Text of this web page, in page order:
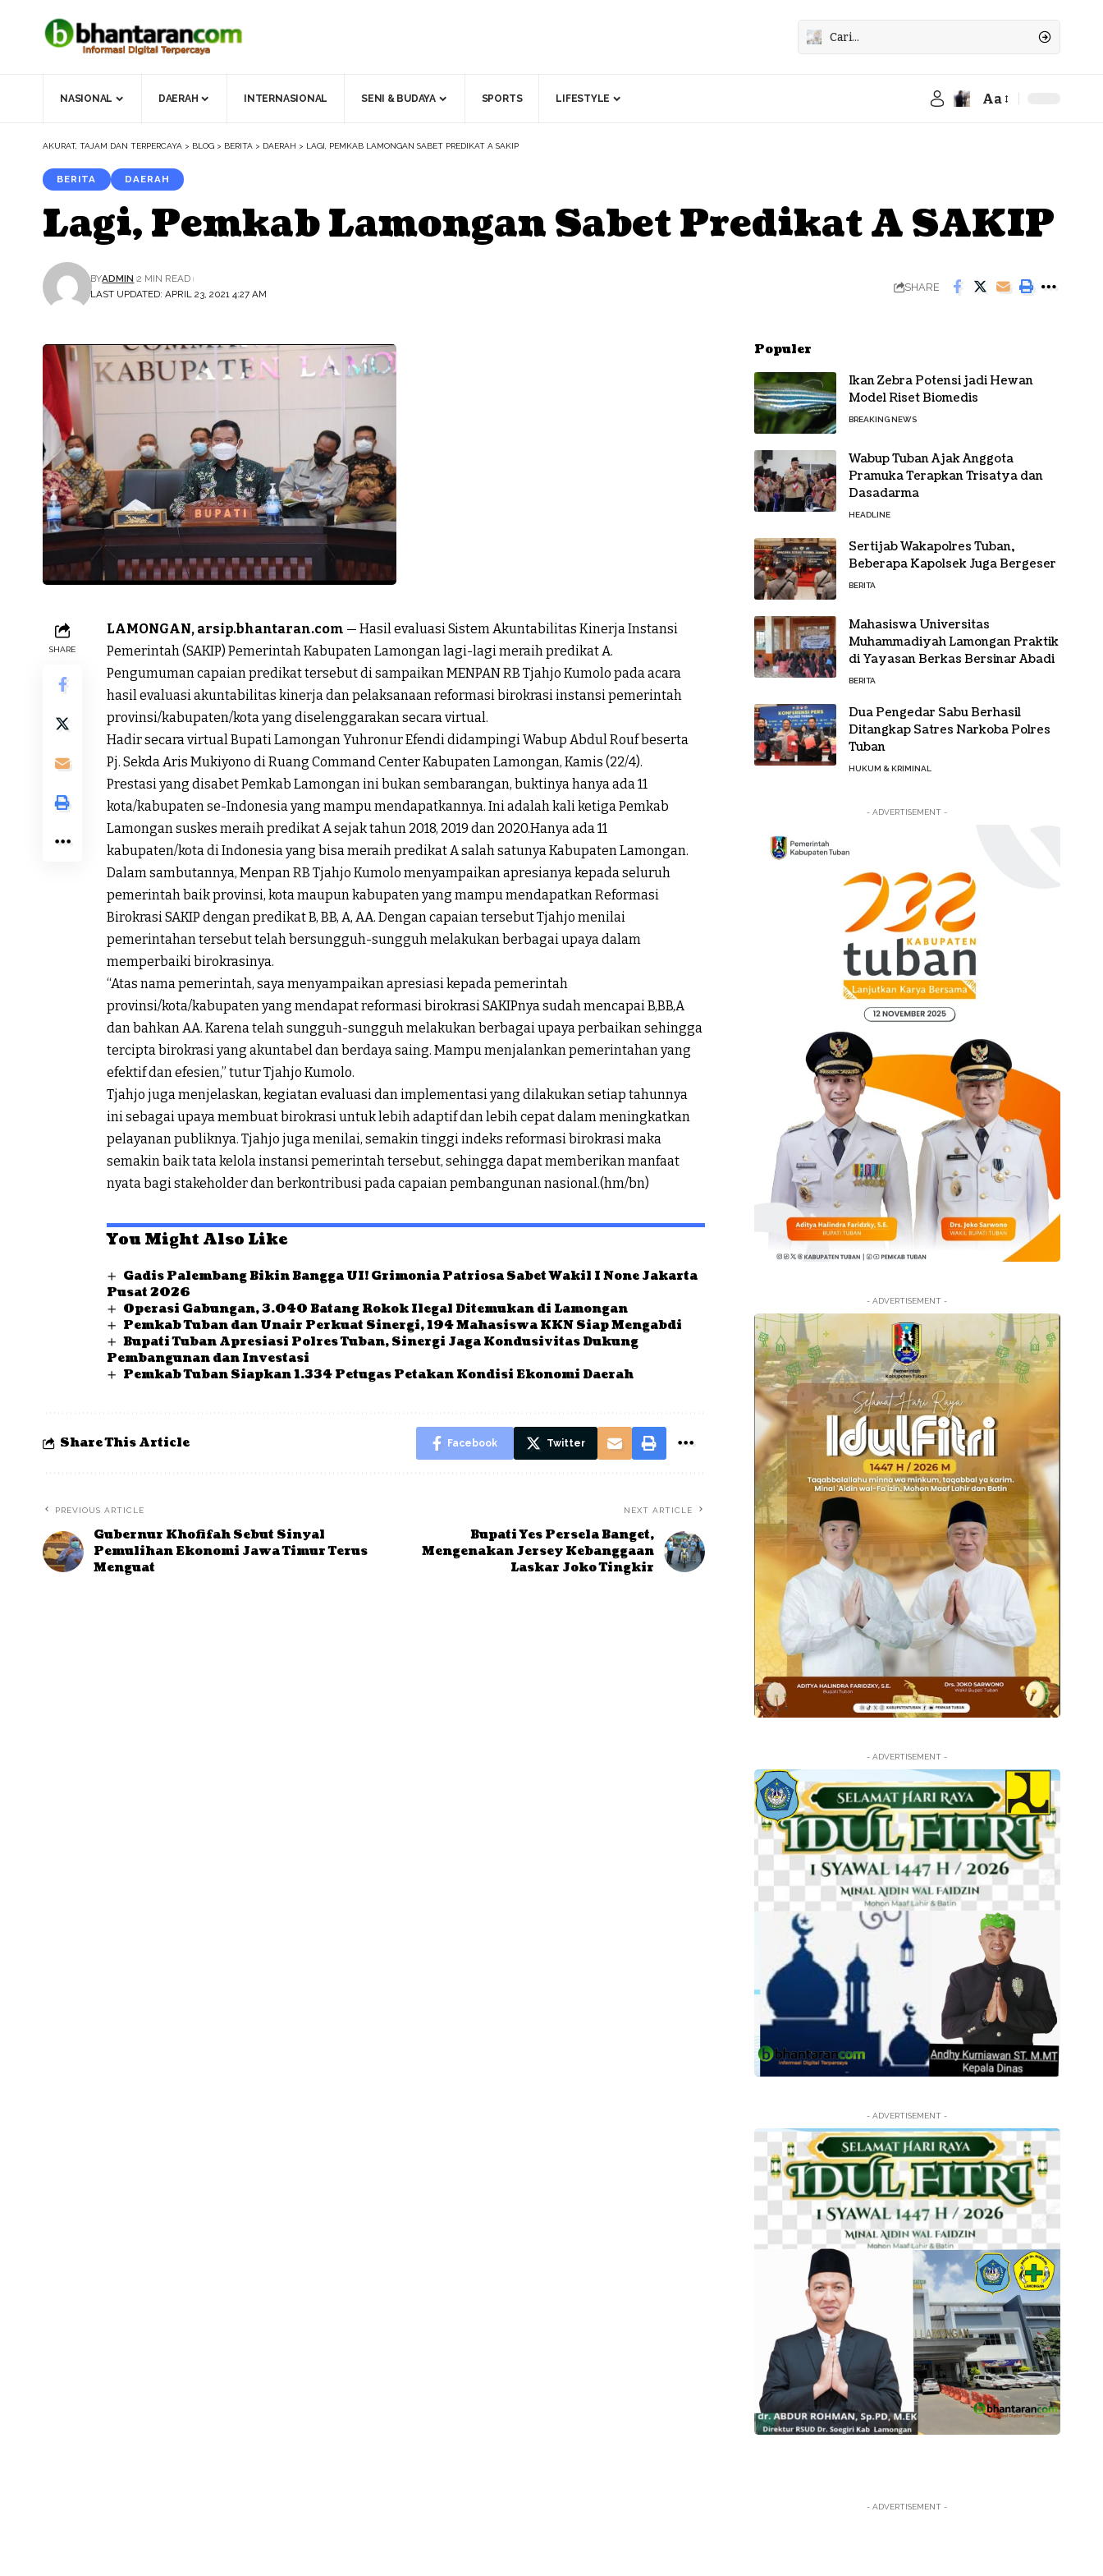
NASIONAL DAERAH INTERNASIONAL SENI & BUDAYA SPORTS LIFESTYLE
Font
Aa
AKURAT, TAJAM DAN TERPERCAYA > BLOG > BERITA > DAERAH > LAGI, PEMKAB LAMONGAN SABET PREDIKAT A SAKIP
BERITA DAERAH
Lagi, Pemkab Lamongan Sabet Predikat A SAKIP
LAST UPDATED: APRIL 23, 2021 4:27 AM
BYADMIN 2 MIN READ
SHARE
SHARE
LAMONGAN, arsip.bhantaran.com — Hasil evaluasi Sistem Akuntabilitas Kinerja Instansi
Pemerintah (SAKIP) Pemerintah Kabupaten Lamongan lagi-lagi meraih predikat A.
Pengumuman capaian predikat tersebut di sampaikan MENPAN RB Tjahjo Kumolo pada acara
hasil evaluasi akuntabilitas kinerja dan pelaksanaan reformasi birokrasi instansi pemerintah
provinsi/kabupaten/kota yang diselenggarakan secara virtual.
Hadir secara virtual Bupati Lamongan Yuhronur Efendi didampingi Wabup Abdul Rouf beserta
Pj. Sekda Aris Mukiyono di Ruang Command Center Kabupaten Lamongan, Kamis (22/4).
Prestasi yang disabet Pemkab Lamongan ini bukan sembarangan, buktinya hanya ada 11
kota/kabupaten se-Indonesia yang mampu mendapatkannya. Ini adalah kali ketiga Pemkab
Lamongan suskes meraih predikat A sejak tahun 2018, 2019 dan 2020.Hanya ada 11
kabupaten/kota di Indonesia yang bisa meraih predikat A salah satunya Kabupaten Lamongan.
Dalam sambutannya, Menpan RB Tjahjo Kumolo menyampaikan apresianya kepada seluruh
pemerintah baik provinsi, kota maupun kabupaten yang mampu mendapatkan Reformasi
Birokrasi SAKIP dengan predikat B, BB, A, AA. Dengan capaian tersebut Tjahjo menilai
pemerintahan tersebut telah bersungguh-sungguh melakukan berbagai upaya dalam
memperbaiki birokrasinya.
“Atas nama pemerintah, saya menyampaikan apresiasi kepada pemerintah
provinsi/kota/kabupaten yang mendapat reformasi birokrasi SAKIPnya sudah mencapai B,BB,A
dan bahkan AA. Karena telah sungguh-sungguh melakukan berbagai upaya perbaikan sehingga
tercipta birokrasi yang akuntabel dan berdaya saing. Mampu menjalankan pemerintahan yang
efektif dan efesien,” tutur Tjahjo Kumolo.
Tjahjo juga menjelaskan, kegiatan evaluasi dan implementasi yang dilakukan setiap tahunnya
ini sebagai upaya membuat birokrasi untuk lebih adaptif dan lebih cepat dalam meningkatkan
pelayanan publiknya. Tjahjo juga menilai, semakin tinggi indeks reformasi birokrasi maka
semakin baik tata kelola instansi pemerintah tersebut, sehingga dapat memberikan manfaat
nyata bagi stakeholder dan berkontribusi pada capaian pembangunan nasional.(hm/bn)
You Might Also Like
Gadis Palembang Bikin Bangga UI! Grimonia Patriosa Sabet Wakil I None Jakarta
Pusat 2026
Operasi Gabungan, 3.040 Batang Rokok Ilegal Ditemukan di Lamongan
Pemkab Tuban dan Unair Perkuat Sinergi, 194 Mahasiswa KKN Siap Mengabdi
Bupati Tuban Apresiasi Polres Tuban, Sinergi Jaga Kondusivitas Dukung
Pembangunan dan Investasi
Pemkab Tuban Siapkan 1.334 Petugas Petakan Kondisi Ekonomi Daerah
Share This Article Facebook Twitter
PREVIOUS ARTICLE
Gubernur Khofifah Sebut Sinyal
Pemulihan Ekonomi Jawa Timur Terus
Menguat
NEXT ARTICLE
Bupati Yes Persela Banget,
Mengenakan Jersey Kebanggaan
Laskar Joko Tingkir
Populer
Ikan Zebra Potensi jadi Hewan
Model Riset Biomedis
BREAKING NEWS
Wabup Tuban Ajak Anggota
Pramuka Terapkan Trisatya dan
Dasadarma
HEADLINE
Sertijab Wakapolres Tuban,
Beberapa Kapolsek Juga Bergeser
BERITA
Mahasiswa Universitas
Muhammadiyah Lamongan Praktik
di Yayasan Berkas Bersinar Abadi
BERITA
Dua Pengedar Sabu Berhasil
Ditangkap Satres Narkoba Polres
Tuban
HUKUM & KRIMINAL
- ADVERTISEMENT -
- ADVERTISEMENT -
- ADVERTISEMENT -
- ADVERTISEMENT -
- ADVERTISEMENT -